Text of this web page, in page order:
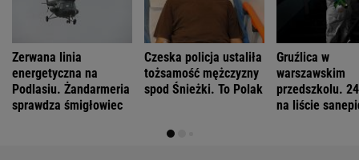
Zerwana linia
energetyczna na
Podlasiu. Żandarmeria
sprawdza śmigłowiec
Czeska policja ustaliła
tożsamość mężczyzny
spod Śnieżki. To Polak
Gruźlica w
warszawskim
przedszkolu.
na liście